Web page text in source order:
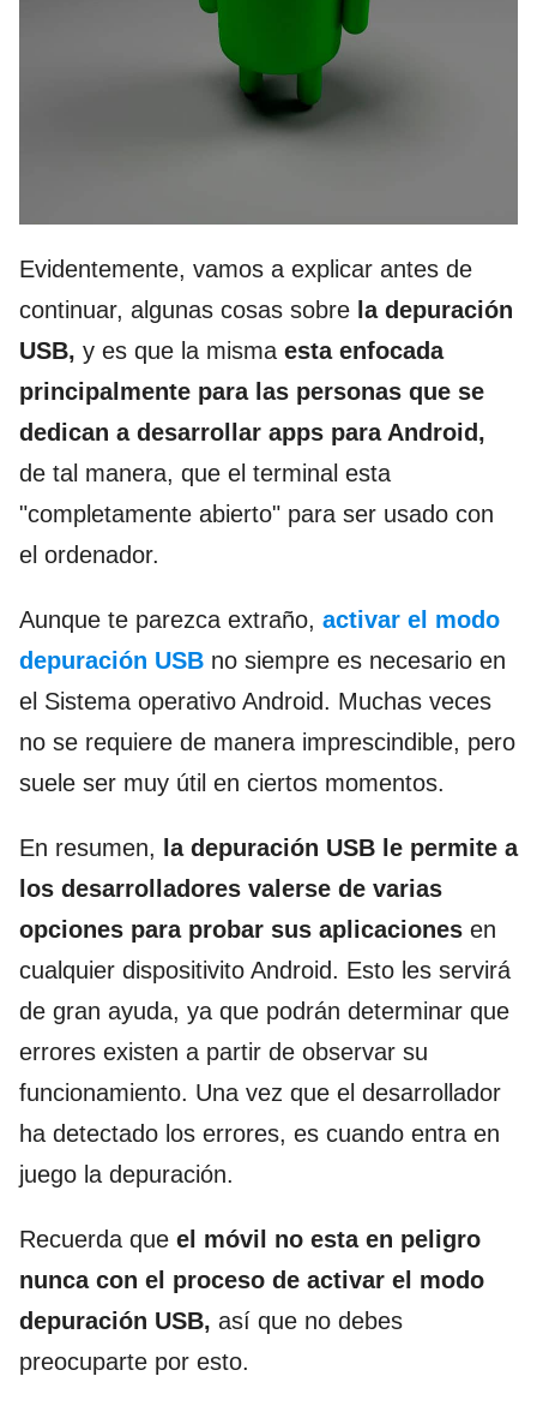
Evidentemente, vamos a explicar antes de
continuar, algunas cosas sobre la depuración
USB, y es que la misma esta enfocada
principalmente para las personas que se
dedican a desarrollar apps para Android,
de tal manera, que el terminal esta
"completamente abierto" para ser usado con
el ordenador.
Aunque te parezca extraño, activar el modo
depuración USB no siempre es necesario en
el Sistema operativo Android. Muchas veces
no se requiere de manera imprescindible, pero
suele ser muy útil en ciertos momentos.
En resumen, la depuración USB le permite a
los desarrolladores valerse de varias
opciones para probar sus aplicaciones en
cualquier dispositivito Android. Esto les servirá
de gran ayuda, ya que podrán determinar que
errores existen a partir de observar su
funcionamiento. Una vez que el desarrollador
ha detectado los errores, es cuando entra en
juego la depuración.
Recuerda que el móvil no esta en peligro
nunca con el proceso de activar el modo
depuración USB, así que no debes
preocuparte por esto.